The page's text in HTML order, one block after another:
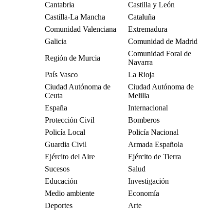
Cantabria
Castilla y León
Castilla-La Mancha
Cataluña
Comunidad Valenciana
Extremadura
Galicia
Comunidad de Madrid
Región de Murcia
Comunidad Foral de
Navarra
País Vasco
La Rioja
Ciudad Autónoma de
Ceuta
Ciudad Autónoma de
Melilla
España
Internacional
Protección Civil
Bomberos
Policía Local
Policía Nacional
Guardia Civil
Armada Española
Ejército del Aire
Ejército de Tierra
Sucesos
Salud
Educación
Investigación
Medio ambiente
Economía
Deportes
Arte